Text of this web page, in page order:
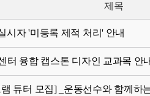
제목
시자 '미등록 제적 처리' 안내
터 융합 캡스톤 디자인 교과목 안
튜터 모집] _운동선수와 함께하